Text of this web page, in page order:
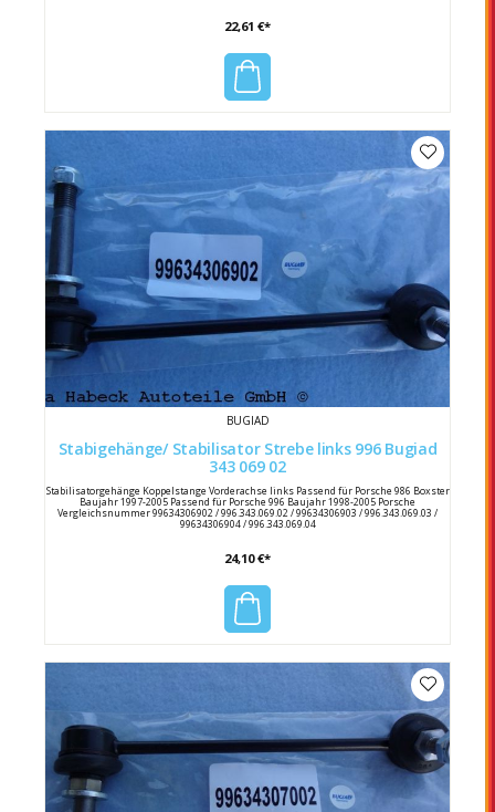
22,61 €*
BUGIAD
Stabigehänge/ Stabilisator Strebe links 996 Bugiad
343 069 02
Stabilisatorgehänge Koppelstange Vorderachse links Passend für Porsche 986 Boxster
Baujahr 1997-2005 Passend für Porsche 996 Baujahr 1998-2005 Porsche
Vergleichsnummer 99634306902 / 996.343.069.02 / 99634306903 / 996.343.069.03 /
99634306904 / 996.343.069.04
24,10 €*